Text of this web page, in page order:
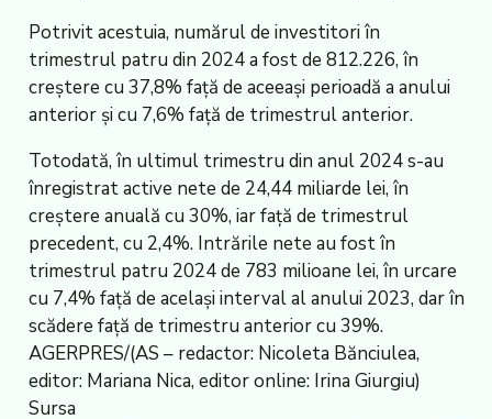
Potrivit acestuia, numărul de investitori în
trimestrul patru din 2024 a fost de 812.226, în
creștere cu 37,8% față de aceeași perioadă a anului
anterior și cu 7,6% față de trimestrul anterior.
Totodată, în ultimul trimestru din anul 2024 s-au
înregistrat active nete de 24,44 miliarde lei, în
creștere anuală cu 30%, iar față de trimestrul
precedent, cu 2,4%. Intrările nete au fost în
trimestrul patru 2024 de 783 milioane lei, în urcare
cu 7,4% față de același interval al anului 2023, dar în
scădere față de trimestru anterior cu 39%.
AGERPRES/(AS – redactor: Nicoleta Bănciulea,
editor: Mariana Nica, editor online: Irina Giurgiu)
Sursa